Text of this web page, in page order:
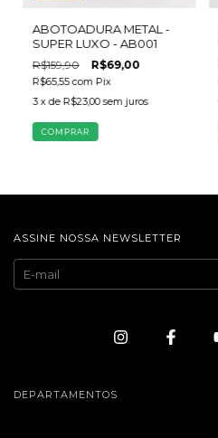
ABOTOADURA METAL -
SUPER LUXO - AB001
R$159,90 R$69,00
R$65,55com Pix
3 x de R$23,00 sem juros
ASSINE NOSSA NEWSLETTER
DEPARTAMENTOS